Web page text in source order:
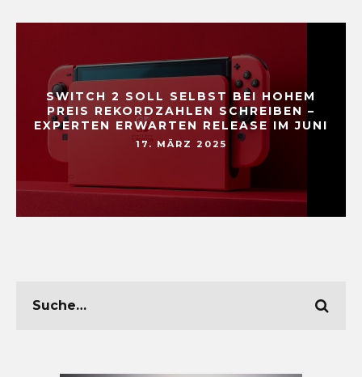
SWITCH 2 SOLL SELBST BEI HOHEM
PREIS REKORDZAHLEN SCHREIBEN –
EXPERTEN ERWARTEN RELEASE IM JUNI
17. MÄRZ 2025